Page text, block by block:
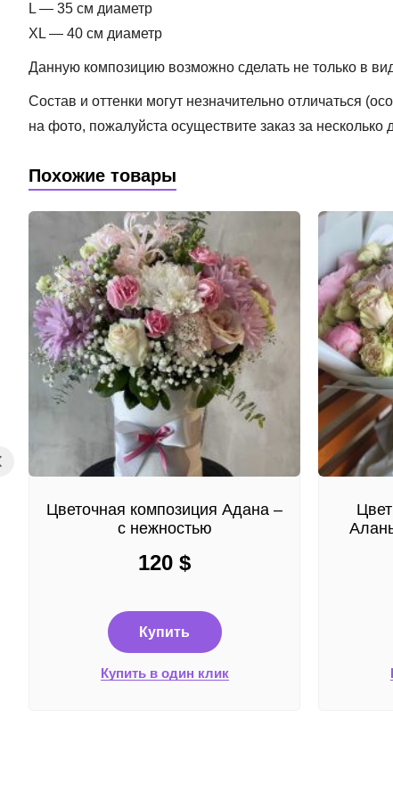
L — 35 см диаметр
XL — 40 см диаметр
Данную композицию возможно сделать не только в
Состав и оттенки могут незначительно отличаться
на фото, пожалуйста осуществите заказ за несколько
Похожие товары
Цветочная композиция Адана –
с нежностью
120 $
Купить
Купить в один клик